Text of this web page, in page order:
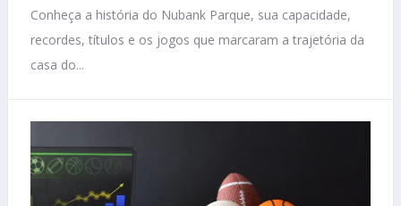
Conheça a história do Nubank Parque, sua capacidade,
recordes, títulos e os jogos que marcaram a trajetória da
casa do...